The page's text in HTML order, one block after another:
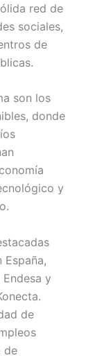
red de
sociales,
de
son los
donde
y
España,
y
de
de